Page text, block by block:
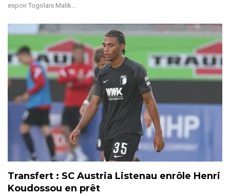
espoir Togolais Malik…
Transfert : SC Austria Listenau enrôle Henri
Koudossou en prêt